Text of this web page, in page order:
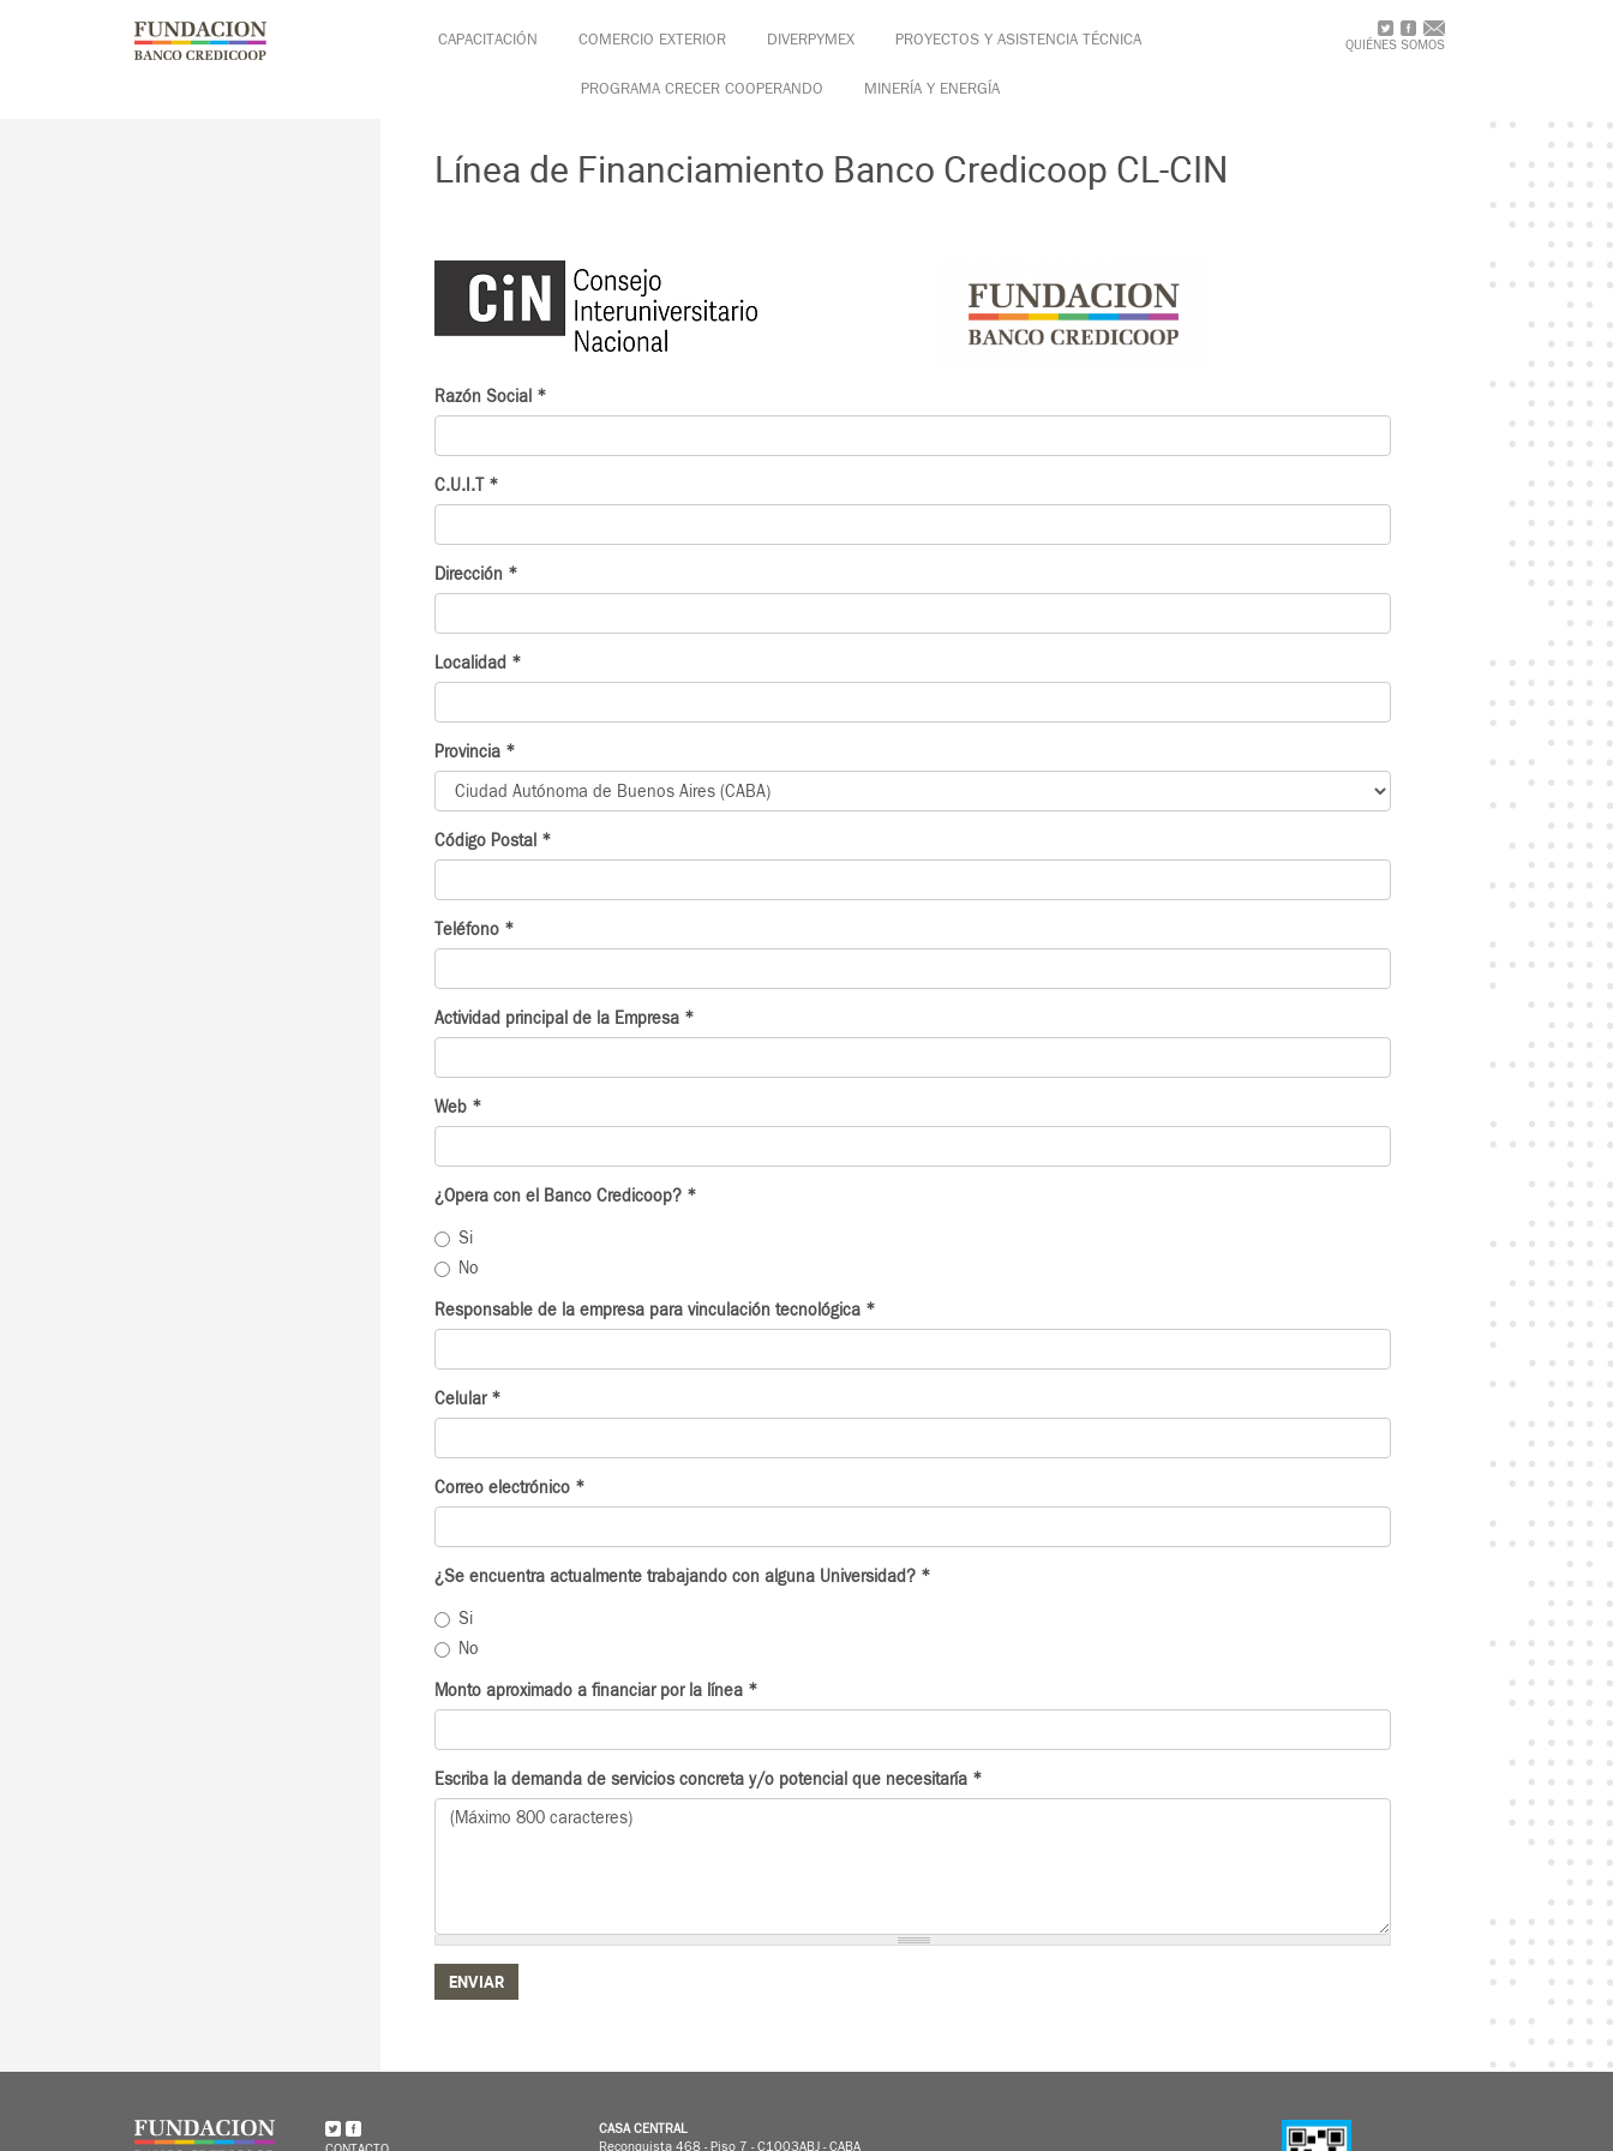
CAPACITACIÓN COMERCIO EXTERIOR DIVERPYMEX PROYECTOS Y ASISTENCIA TÉCNICA
PROGRAMA CRECER COOPERANDO MINERÍA Y ENERGÍA
QUIÉNES SOMOS
Línea de Financiamiento Banco Credicoop CL-CIN
Razón Social *
C.U.I.T *
Dirección *
Localidad *
Provincia *
Código Postal *
Teléfono *
Actividad principal de la Empresa *
Web *
¿Opera con el Banco Credicoop? *
Si
No
Responsable de la empresa para vinculación tecnológica *
Celular *
Correo electrónico *
¿Se encuentra actualmente trabajando con alguna Universidad? *
Si
No
Monto aproximado a financiar por la línea *
Escriba la demanda de servicios concreta y/o potencial que necesitaría *
ENVIAR
CASA CENTRAL
Reconquista 468 - Piso 7 - C1003ABJ - CABA